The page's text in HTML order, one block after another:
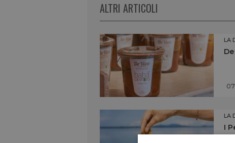
ALTRI ARTICOLI
LA
LA
I